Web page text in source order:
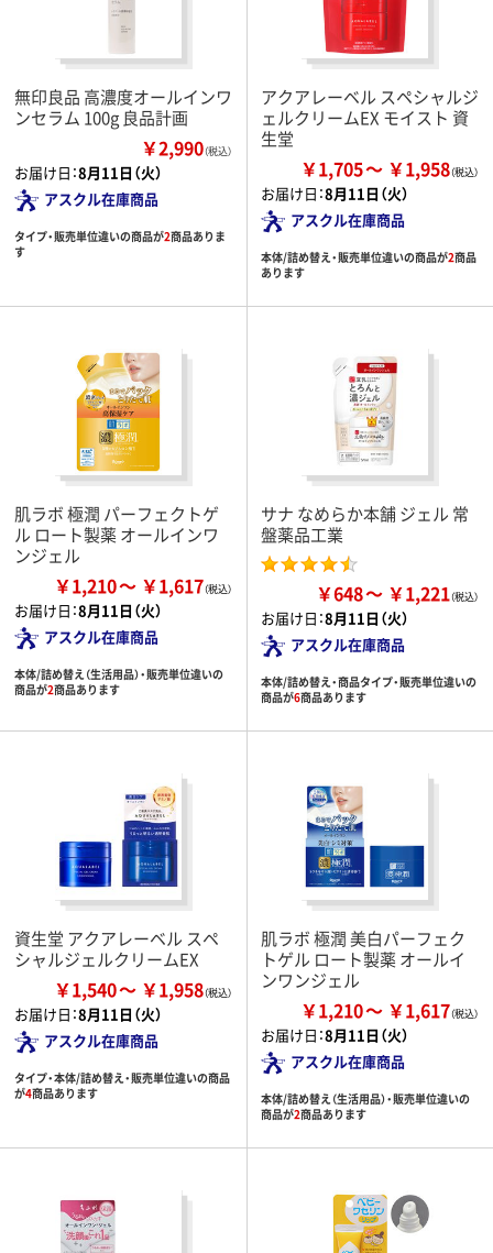
無印良品 高濃度オールインワ
ンセラム 100g 良品計画
￥2,990（税込）
お届け日：8月11日（火）
アスクル在庫商品
タイプ・販売単位違いの商品が2商品ありま
す
アクアレーベル スペシャルジ
ェルクリームEX モイスト 資
生堂
￥1,705 ￥1,958
お届け日：8月11日（火）
アスクル在庫商品
本体/詰め替え・販売単位違いの商品が2商品
あります
肌ラボ 極潤 パーフェクトゲ
ル ロート製薬 オールインワ
ンジェル
￥1,210 ￥1,617
お届け日：8月11日（火）
アスクル在庫商品
本体/詰め替え（生活用品）・販売単位違いの
商品が2商品あります
サナ なめらか本舗 ジェル 常
盤薬品工業
￥648 ￥1,221
お届け日：8月11日（火）
アスクル在庫商品
本体/詰め替え・商品タイプ・販売単位違いの
商品が6商品あります
資生堂 アクアレーベル スペ
シャルジェルクリームEX
￥1,540 ￥1,958
お届け日：8月11日（火）
アスクル在庫商品
タイプ・本体/詰め替え・販売単位違いの商品
が4商品あります
肌ラボ 極潤 美白パーフェク
トゲル ロート製薬 オールイ
ンワンジェル
￥1,210 ￥1,617
お届け日：8月11日（火）
アスクル在庫商品
本体/詰め替え（生活用品）・販売単位違いの
商品が2商品あります